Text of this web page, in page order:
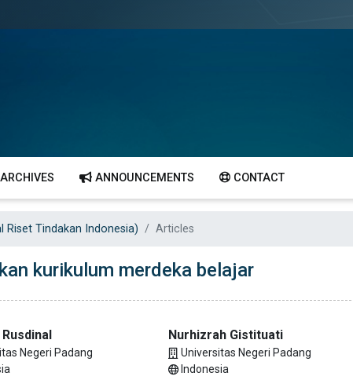
ANNOUNCEMENTS CONTACT
Riset Tindakan Indonesia) Articles
kurikulum merdeka belajar
Negeri Padang
Nurhizrah Gistituati
Universitas Negeri Padang
Indonesia